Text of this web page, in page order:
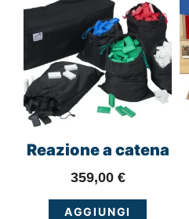
Reazione a catena
359,00 €
AGGIUNGI